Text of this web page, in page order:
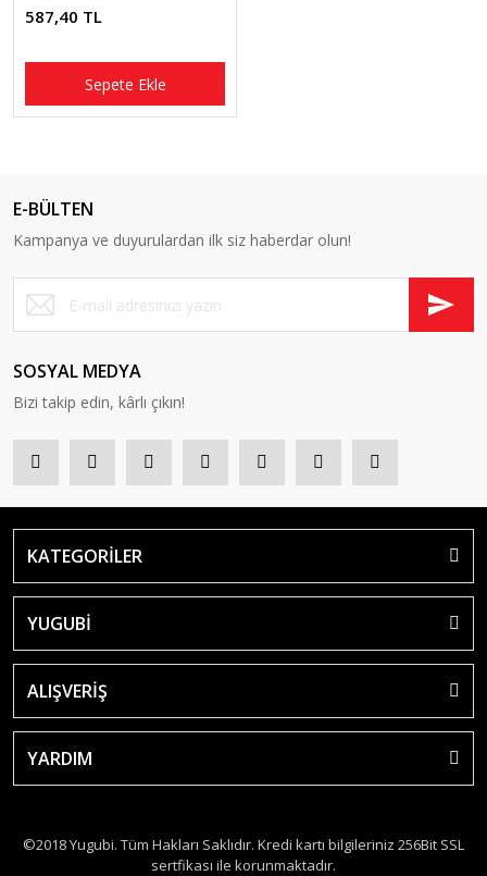
587,40 TL
Sepete Ekle
E-BÜLTEN
Kampanya ve duyurulardan ilk siz haberdar olun!
SOSYAL MEDYA
Bizi takip edin, kârlı çıkın!
KATEGORİLER
YUGUBİ
ALIŞVERİŞ
YARDIM
©2018 Yugubi. Tüm Hakları Saklıdır. Kredi kartı bilgileriniz 256Bit SSL
sertfikası ile korunmaktadır.